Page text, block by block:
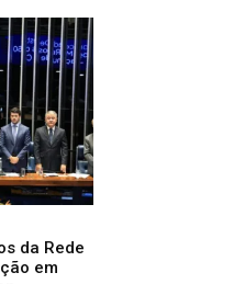
da Rede
em